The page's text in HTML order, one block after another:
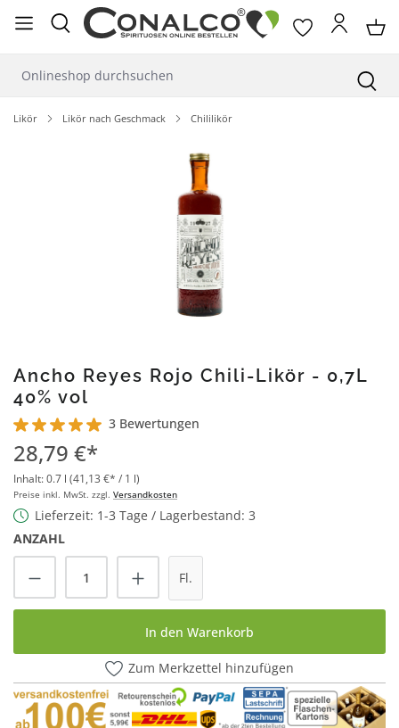
springen
Likör Likör nach Geschmack Chililikör
Ancho Reyes Rojo Chili-Likör - 0,7L
40% vol
Durchschnittliche Bewertung von 5 von 5 Sternen
3 Bewertungen
28,79 €*
Inhalt:0.7 l (41,13 €* / 1 l)
Preise inkl. MwSt. zzgl. Versandkosten
Lieferzeit: 1-3 Tage / Lagerbestand: 3
ANZAHL
Produkt Anzahl: Gib den gewünschten
Fl.
In den Warenkorb
Zum Merkzettel hinzufügen